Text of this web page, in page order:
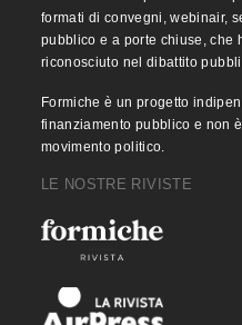
formati di convegni, webinair,
pubblico e a porte chiuse, che
riconosciuto nel dibattito
Formiche è un progetto
finanziamento pubblico e non
movimento politico.
LE NOSTRE RIVISTE